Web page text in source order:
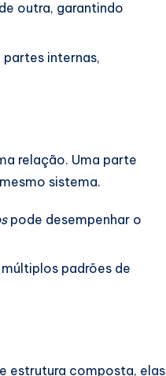
outra, garantindo
internas,
relação. Uma parte
sistema.
pode desempenhar o
padrões de
estrutura composta, elas